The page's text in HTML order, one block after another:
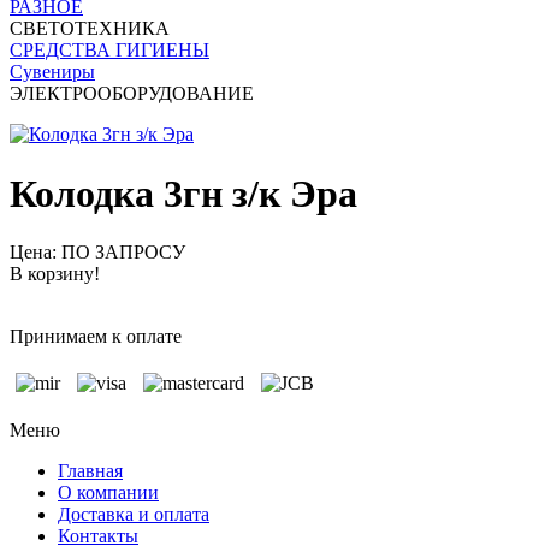
РАЗНОЕ
СВЕТОТЕХНИКА
СРЕДСТВА ГИГИЕНЫ
Сувениры
ЭЛЕКТРООБОРУДОВАНИЕ
Колодка 3гн з/к Эра
Цена: ПО ЗАПРОСУ
В корзину!
Принимаем к оплате
Меню
Главная
О компании
Доставка и оплата
Контакты